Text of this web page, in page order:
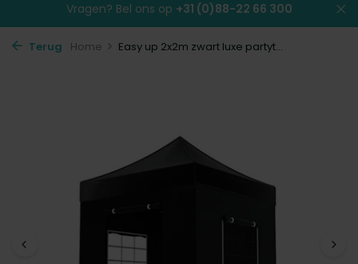
Vragen? Bel ons op +31 (0)88-22 66 300
Terug Home Easy up 2x2m zwart luxe partyt...